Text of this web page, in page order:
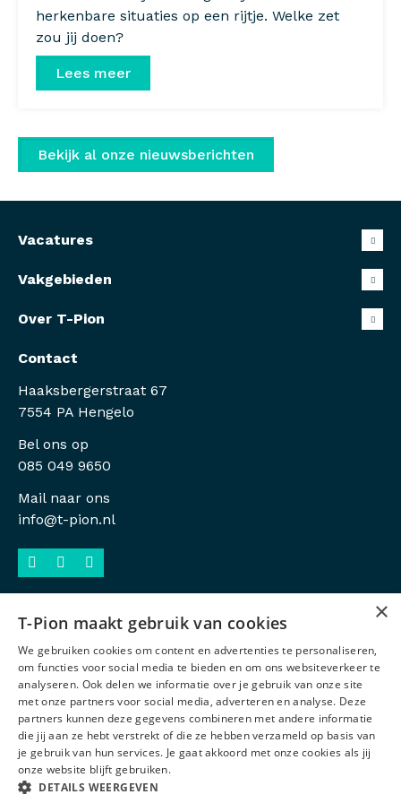
herkenbare situaties op een rijtje. Welke zet
zou jij doen?
Lees meer
Bekijk al onze nieuwsberichten
Vacatures
Vakgebieden
Over T-Pion
Contact
Haaksbergerstraat 67
7554 PA Hengelo
Bel ons op
085 049 9650
Mail naar ons
info@t-pion.nl
Sitemap
Privacy
Antidiscriminatiebeleid
Voorwaarden
Certificeringen
×
T-Pion maakt gebruik van cookies
We gebruiken cookies om content en advertenties te personaliseren,
om functies voor social media te bieden en om ons websiteverkeer te
analyseren. Ook delen we informatie over je gebruik van onze site
met onze partners voor social media, adverteren en analyse. Deze
partners kunnen deze gegevens combineren met andere informatie
die jij aan ze hebt verstrekt of die ze hebben verzameld op basis van
je gebruik van hun services. Je gaat akkoord met onze cookies als jij
onze website blijft gebruiken.
DETAILS WEERGEVEN